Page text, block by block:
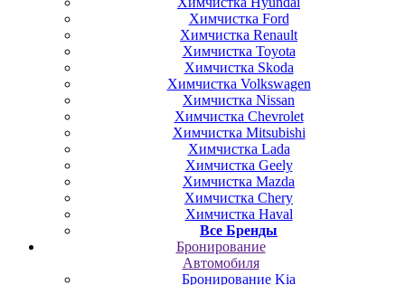
Химчистка Ford
Химчистка Renault
Химчистка Toyota
Химчистка Skoda
Химчистка Volkswagen
Химчистка Nissan
Химчистка Chevrolet
Химчистка Mitsubishi
Химчистка Lada
Химчистка Geely
Химчистка Mazda
Химчистка Chery
Химчистка Haval
Все Бренды
Бронирование
Автомобиля
Бронирование Kia